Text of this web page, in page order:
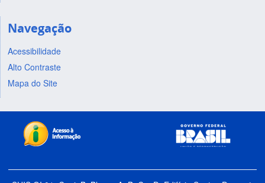
Navegação
Acessibilidade
Alto Contraste
Mapa do Site